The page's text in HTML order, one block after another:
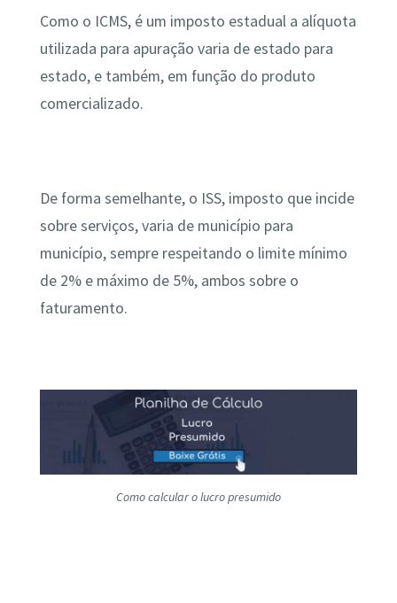
Como o ICMS, é um imposto estadual a alíquota
utilizada para apuração varia de estado para
estado, e também, em função do produto
comercializado.
De forma semelhante, o ISS, imposto que incide
sobre serviços, varia de município para
município, sempre respeitando o limite mínimo
de 2% e máximo de 5%, ambos sobre o
faturamento.
Como calcular o lucro presumido